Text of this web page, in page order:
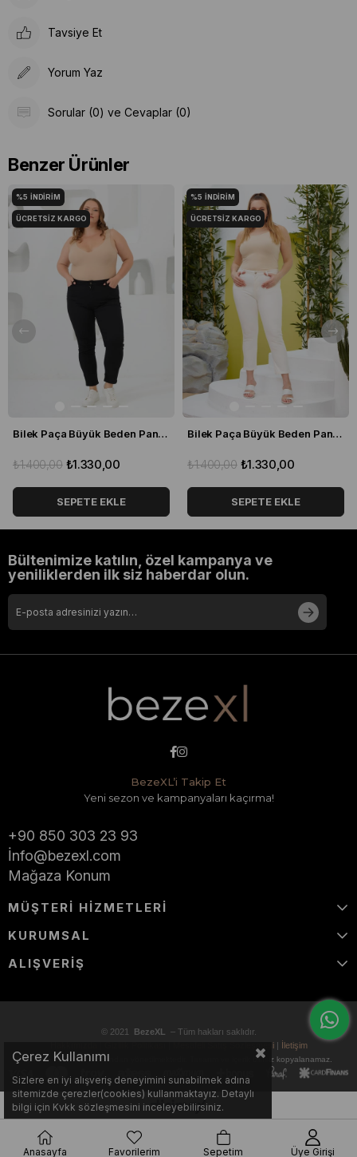
Tavsiye Et
Yorum Yaz
Sorular (0) ve Cevaplar (0)
Benzer Ürünler
Bilek Paça Büyük Beden Pantolon Siyah
₺1.330,00
₺1.400,00
SEPETE EKLE
%5 İNDIRIM
ÜCRETSIZ KARGO
Bilek Paça Büyük Beden Pantolon Ekru
₺1.330,00
₺1.400,00
SEPETE EKLE
%5 İNDIRIM
ÜCRETSIZ KARGO
Bültenimize katılın, özel kampanya ve
yeniliklerden ilk siz haberdar olun.
BezeXL’i Takip Et
Yeni sezon ve kampanyaları kaçırma!
+90 850 303 23 93
İnfo@bezexl.com
Mağaza Konum
MÜŞTERİ HİZMETLERİ
KURUMSAL
ALIŞVERİŞ
© 2021 BezeXL
– Tüm hakları saklıdır.
Mesafeli Satış Sözleşmesi| İletişim
Bu site BezeXL tarafından yönetilmektedir. Tasarım ve içerik izinsiz kopyalanamaz.
Çerez Kullanımı
Sizlere en iyi alışveriş deneyimini sunabilmek adına
sitemizde çerezler(cookies) kullanmaktayız. Detaylı
bilgi için Kvkk sözleşmesini inceleyebilirsiniz.
Anasayfa Favorilerim Sepetim Üye Girişi